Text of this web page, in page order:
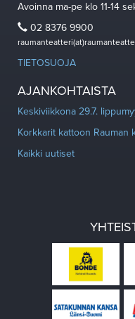
Avoinna ma-pe klo 11-14
02 8376 9900
TIETOSUOJA
AJANKOHTAISTA
Keskiviikkona 29.7.
Korkkarit kattoon Rauman
Kaikki uutiset